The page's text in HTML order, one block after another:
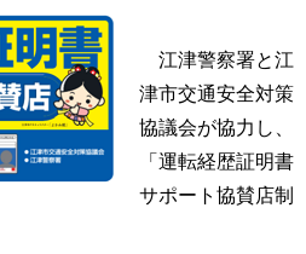
江津警察署と江
津市交通安全対策
協議会が協力し、
「運転経歴証明書
サポート協賛店制